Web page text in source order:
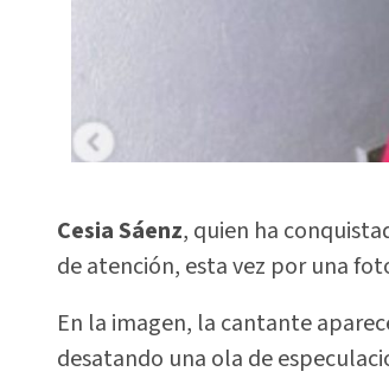
Cesia Sáenz, quien ha
de atención, esta vez por una
En la imagen, la cantante
desatando una ola de